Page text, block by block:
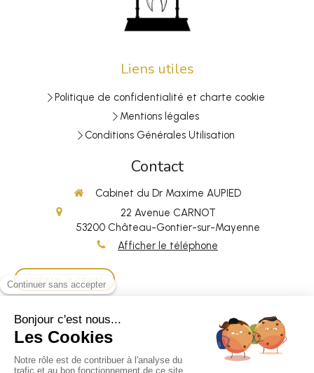
Liens utiles
Politique de confidentialité et charte cookie
Mentions légales
Conditions Générales Utilisation
Contact
Cabinet du Dr Maxime AUPIED
22 Avenue CARNOT
53200 Château-Gontier-sur-Mayenne
Afficher le téléphone
Contacter le cabinet
Localisez sur une carte
©2026 Cabinet dentaire du Dr Maxime AUPIED